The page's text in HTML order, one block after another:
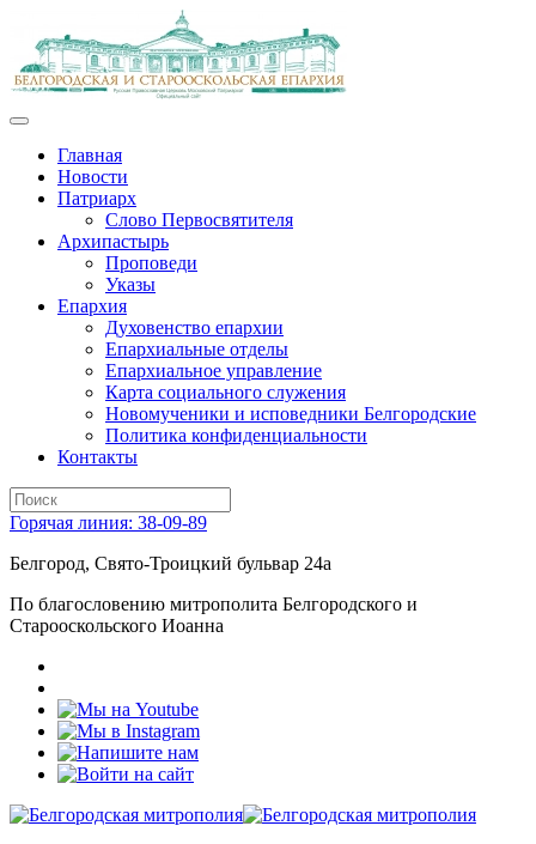
Главная
Новости
Патриарх
Слово Первосвятителя
Архипастырь
Проповеди
Указы
Епархия
Духовенство епархии
Епархиальные отделы
Епархиальное управление
Карта социального служения
Новомученики и исповедники Белгородские
Политика конфиденциальности
Контакты
Горячая линия: 38-09-89
Белгород, Свято-Троицкий бульвар 24а
По благословению митрополита Белгородского и
Старооскольского Иоанна